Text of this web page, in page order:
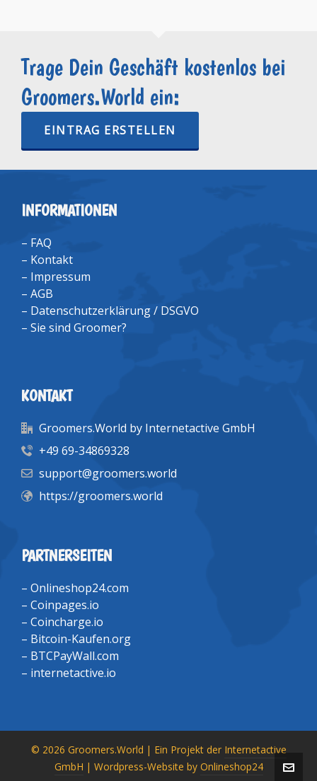
Trage Dein Geschäft kostenlos bei
Groomers.World ein:
EINTRAG ERSTELLEN
INFORMATIONEN
– FAQ
– Kontakt
– Impressum
– AGB
– Datenschutzerklärung / DSGVO
– Sie sind Groomer?
KONTAKT
Groomers.World by Internetactive GmbH
+49 69-34869328
support@groomers.world
https://groomers.world
PARTNERSEITEN
– Onlineshop24.com
– Coinpages.io
– Coincharge.io
– Bitcoin-Kaufen.org
– BTCPayWall.com
– internetactive.io
© 2026 Groomers.World | Ein Projekt der Internetactive
GmbH | Wordpress-Website by Onlineshop24